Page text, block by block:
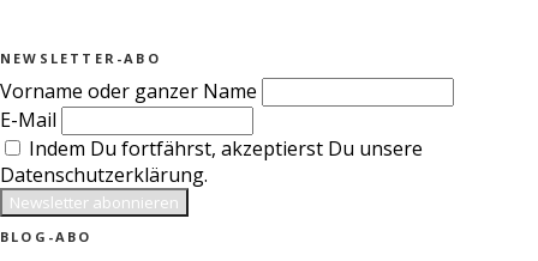
NEWSLETTER-ABO
Vorname oder ganzer Name
E-Mail
Indem Du fortfährst, akzeptierst Du unsere
Datenschutzerklärung.
BLOG-ABO